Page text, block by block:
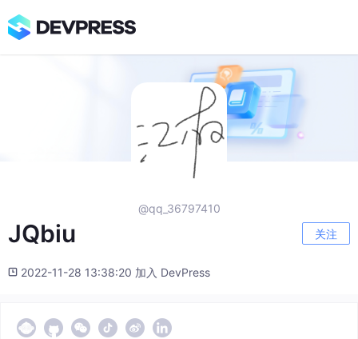
@qq_36797410
JQbiu 关注
2022-11-28 13:38:20 加入 DevPress